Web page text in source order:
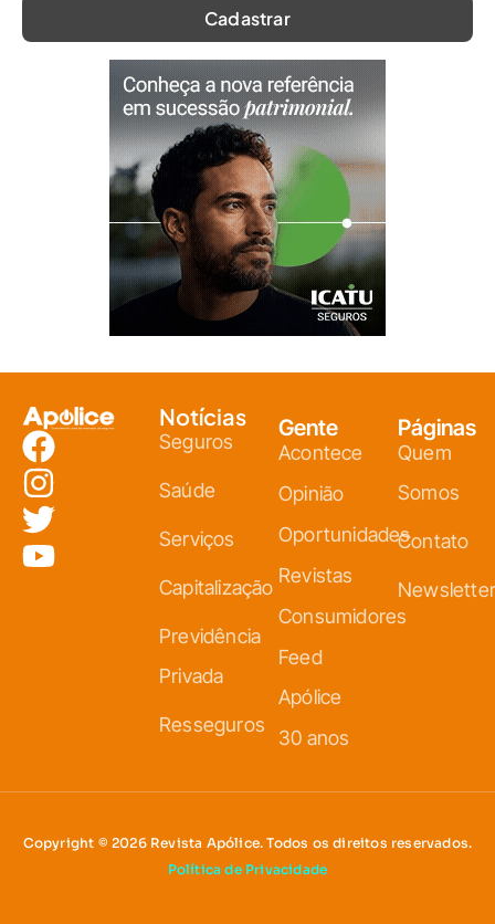
Notícias
Seguros
Saúde
Serviços
Capitalização
Previdência
Privada
Resseguros
Gente
Acontece
Opinião
Oportunidades
Revistas
Consumidores
Feed
Apólice
30 anos
Páginas
Quem
Somos
Contato
Newsletter
Copyright © 2026 Revista Apólice. Todos os direitos reservados.
Política de Privacidade